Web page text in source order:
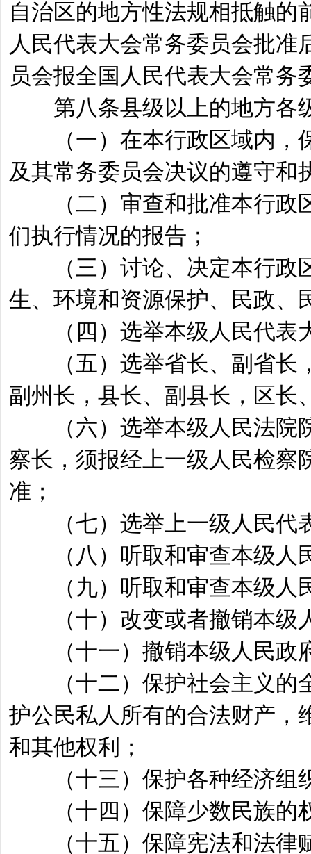
自治区的地方性法规相抵触的
人民代表大会常务委员会批
员会报全国人民代表大会常务
第八条县级以上的地方各
（一）在本行政区域内，保
及其常务委员会决议的遵守和
（二）审查和批准本行政区
们执行情况的报告；
（三）讨论、决定本行政
生、环境和资源保护、民政、
（四）选举本级人民代表
（五）选举省长、副省长，
副州长，县长、副县长，区长
（六）选举本级人民法院院
察长，须报经上一级人民检察
准；
（七）选举上一级人民代
（八）听取和审查本级人
（九）听取和审查本级人
（十）改变或者撤销本级
（十一）撤销本级人民政
（十二）保护社会主义的全
护公民私人所有的合法财产，
和其他权利；
（十三）保护各种经济组
（十四）保障少数民族的
（十五）保障宪法和法律赋